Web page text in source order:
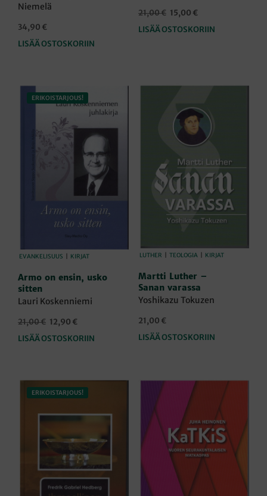
Niemelä
34,90 €
LISÄÄ OSTOSKORIIN
21,00€ Alkuperäinen
oli:
15,00 €Nykyinen
on:
LISÄÄ OSTOSKORIIN
ERIKOISTARJOUS!
EVANKELISUUS KIRJAT
Armo on ensin, usko
sitten
Lauri Koskenniemi
21,00€ Alkuperäinen
oli:
12,90 €
on:
LISÄÄ OSTOSKORIIN
LUTHER TEOLOGIA KIRJAT
Martti Luther –
Sanan varassa
Yoshikazu Tokuzen
21,00 €
LISÄÄ OSTOSKORIIN
ERIKOISTARJOUS!